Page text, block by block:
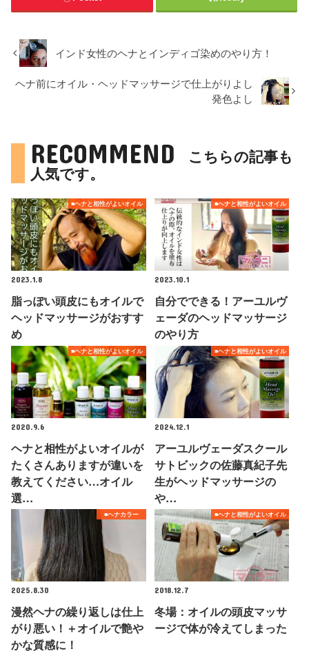
インド女性のヘナとインディゴ染めのやり方！
ヘナ前にオイル・ヘッドマッサージで仕上がりよし
発色よし
RECOMMEND
こちらの記事も
人気です。
■ヘナと相性がよいオイル
2023.1.8
脂っぽい頭皮にもオイルで
ヘッドマッサージがおすす
め
■ヘナと相性がよいオイル
2023.10.1
自分でできる！アーユルヴ
ェーダのヘッドマッサージ
のやり方
■ヘナと相性がよいオイル
2020.9.6
ヘナと相性がよいオイルが
たくさんありますが違いを
教えてください…オイル
選…
■ヘナと相性がよいオイル
2024.12.1
アーユルヴェーダスクール
サトビックの佐藤真紀子先
生がヘッドマッサージの
や…
■ヘナカラー
2025.8.30
漫然ヘナの繰り返しは仕上
がり悪い！＋オイルで艶や
かな質感に！
■ヘナと相性がよいオイル
2018.12.7
冬場：オイルの頭皮マッサ
ージで体が冷えてしまった